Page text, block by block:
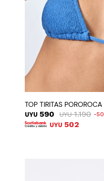
TOP TIRITAS POROROCA
UYU 590 UYU 1.190 50
UYU 502